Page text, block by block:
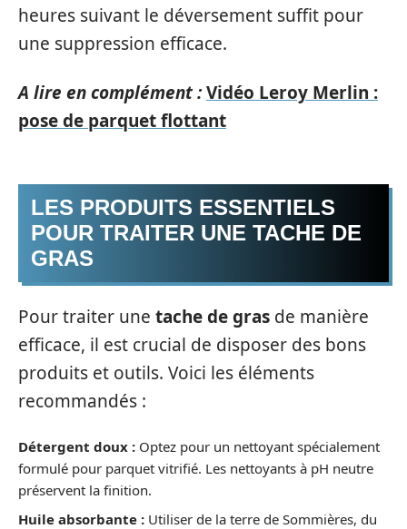
heures suivant le déversement suffit pour
une suppression efficace.
A lire en complément :Vidéo Leroy Merlin :
pose de parquet flottant
LES PRODUITS ESSENTIELS
POUR TRAITER UNE TACHE DE
GRAS
Pour traiter une tache de gras de manière
efficace, il est crucial de disposer des bons
produits et outils. Voici les éléments
recommandés :
Détergent doux : Optez pour un nettoyant spécialement
formulé pour parquet vitrifié. Les nettoyants à pH neutre
préservent la finition.
Huile absorbante : Utiliser de la terre de Sommières, du